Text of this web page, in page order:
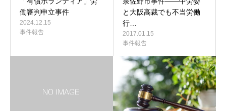
働審判申立事件
2024.12.15
事件報告
と大阪高裁でも不当労働
行…
2017.01.15
事件報告